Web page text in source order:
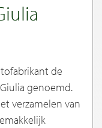
de
genoemd.
verzamelen van